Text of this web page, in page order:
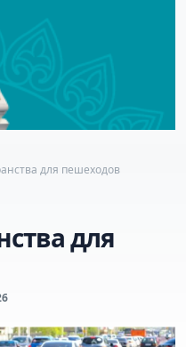
для пешеходов
для